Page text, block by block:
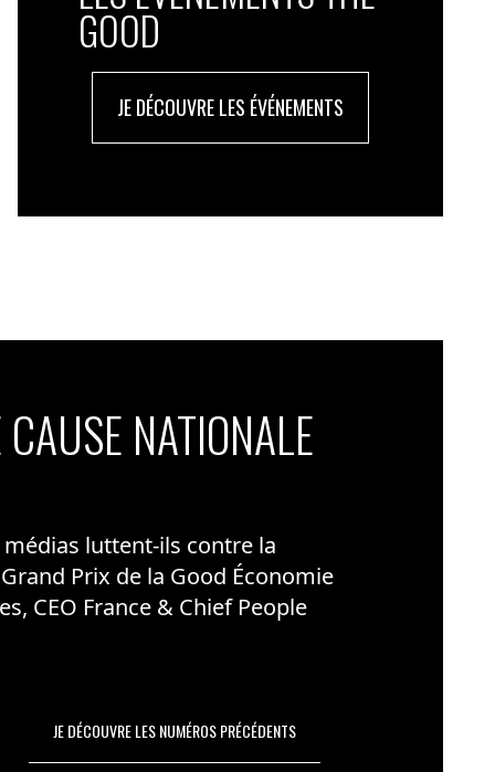
GOOD
JE DÉCOUVRE LES ÉVÉNEMENTS
NATIONALE
luttent-ils contre la
Prix de la Good Économie
CEO France & Chief People
JE DÉCOUVRE LES NUMÉROS PRÉCÉDENTS